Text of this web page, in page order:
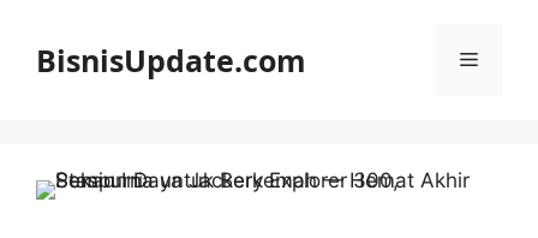
BisnisUpdate.com Menu